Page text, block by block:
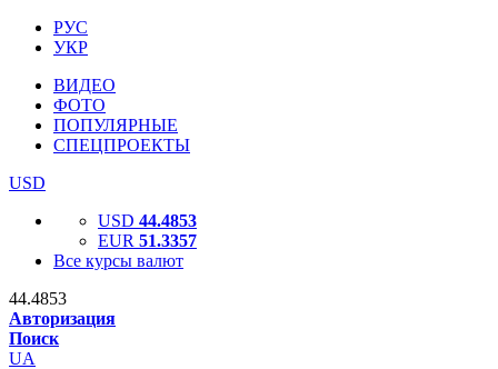
РУС
УКР
ВИДЕО
ФОТО
ПОПУЛЯРНЫЕ
СПЕЦПРОЕКТЫ
USD
USD 44.4853
EUR 51.3357
Все курсы валют
44.4853
Авторизация
Поиск
UA